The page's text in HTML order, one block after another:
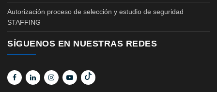
Autorización proceso de selección y estudio de seguridad
STAFFING
SÍGUENOS EN NUESTRAS REDES